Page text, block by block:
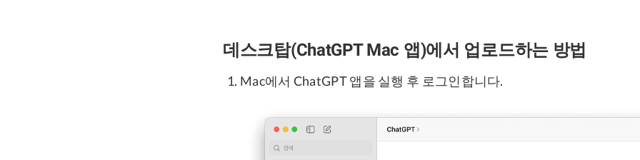
데스크탑(ChatGPT Mac 앱)에서 업로드하는 방법
Mac에서 ChatGPT 앱을 실행 후 로그인합니다.